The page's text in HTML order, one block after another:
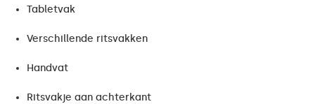
Tabletvak
Verschillende ritsvakken
Handvat
Ritsvakje aan achterkant